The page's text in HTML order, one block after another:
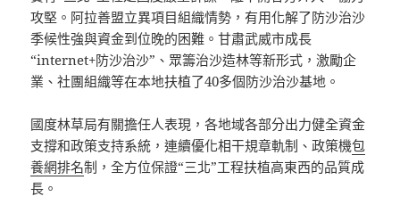
攻堅。阿拉善盟立異項目組織情勢，有用化解了防沙治沙
季候性強與資金到位晚的困難。甘肅武威市成長
“internet+防沙治沙”、眾籌治沙造林等新形式，激勵企
業、社團組織等在本地扶植了40多個防沙治沙基地。
國度林草局有關擔任人表現，各地域各部分出力健全資金
支撐和政策支持系統，連續優化相干規章軌制、政策機包
養網排名制，全方位保證“三北”工程扶植高東西的品質成
長。